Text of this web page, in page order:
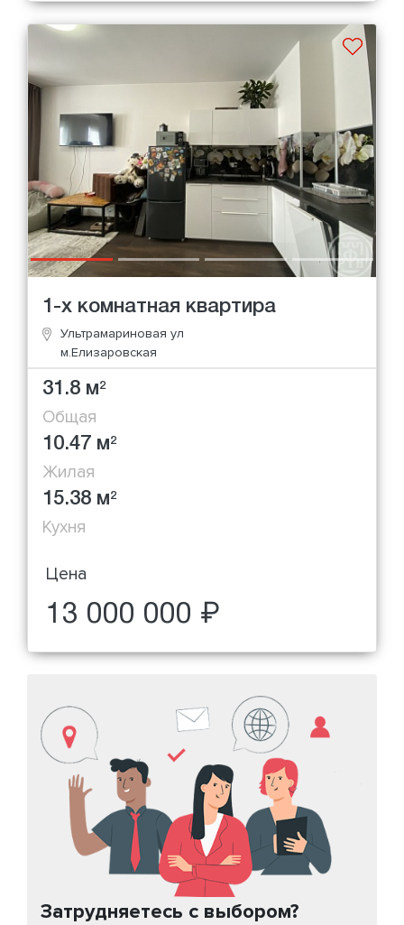
1-х комнатная квартира
Ультрамариновая ул
м.Елизаровская
31.8 м2
Общая
10.47 м2
Жилая
15.38 м2
Кухня
Цена
13 000 000 ₽
Затрудняетесь с выбором?